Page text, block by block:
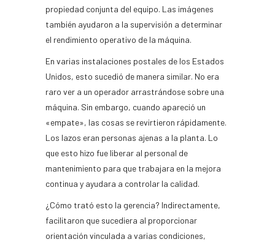
propiedad conjunta del equipo. Las imágenes
también ayudaron a la supervisión a determinar
el rendimiento operativo de la máquina.
En varias instalaciones postales de los Estados
Unidos, esto sucedió de manera similar. No era
raro ver a un operador arrastrándose sobre una
máquina. Sin embargo, cuando apareció un
«empate», las cosas se revirtieron rápidamente.
Los lazos eran personas ajenas a la planta. Lo
que esto hizo fue liberar al personal de
mantenimiento para que trabajara en la mejora
continua y ayudara a controlar la calidad.
¿Cómo trató esto la gerencia? Indirectamente,
facilitaron que sucediera al proporcionar
orientación vinculada a varias condiciones,